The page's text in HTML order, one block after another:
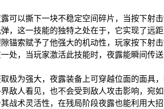
可以撕下一块不稳定空间碎片，当按下射
，这一技能的独特之处在于，它实现了远
锚索赋予了他强大的机动性，玩家按下射
处，当玩家激活此技能时，夜露能瞬间传送
极为强大，夜露装备上可穿越位面的面具
敌人看见，也不会受到敌人攻击影响，宛
战术灵活性，在残局阶段夜露也能利用大